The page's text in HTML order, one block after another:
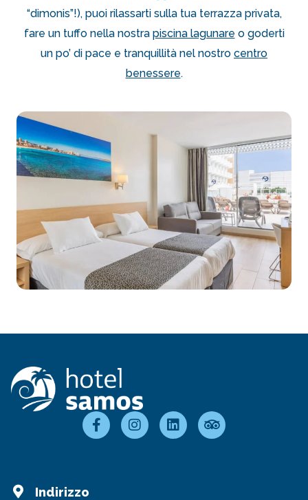
“dimonis”!), puoi rilassarti sulla tua terrazza privata,
fare un tuffo nella nostra piscina lagunare o goderti
un po’ di pace e tranquillità nel nostro centro
benessere.
Indirizzo